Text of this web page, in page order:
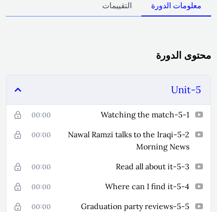
معلومات الدورة التقييمات
محتوى الدورة
Unit-5
5-1-Watching the match
00:00
5-2-Nawal Ramzi talks to the Iraqi
Morning News
00:00
5-3-Read all about it
00:00
5-4-Where can I find it
00:00
5-5-Graduation party reviews
00:00